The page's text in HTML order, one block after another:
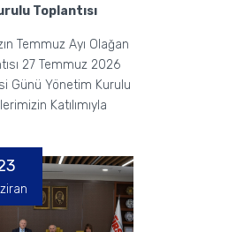
Toplantısı
Temmuz Ayı Olağan
27 Temmuz 2026
Günü Yönetim Kurulu
Katılımıyla